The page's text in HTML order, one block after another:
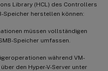
Library (HCL) des Controllers
Speicher herstellen können:
müssen vollständigen
Speicher umfassen.
während VM-
den Hyper-V-Server unter